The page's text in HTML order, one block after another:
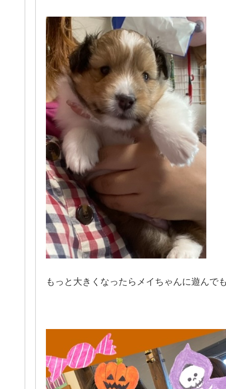
もっと大きくなったらメイちゃんに遊んで